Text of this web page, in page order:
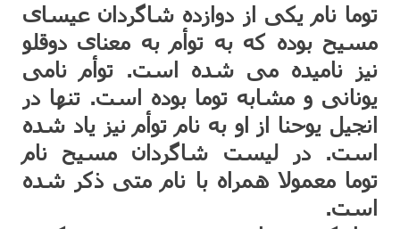
توما نام یکی از دوازده شاگردان عیسای
مسیح بوده که به توأم به معنای دوقلو
نیز نامیده می شده است. توأم نامی
یونانی و مشابه توما بوده است. تنها در
انجیل یوحنا از او به نام توأم نیز یاد شده
است. در لیست شاگردان مسیح نام
توما معمولا همراه با نام متی ذکر شده
است.